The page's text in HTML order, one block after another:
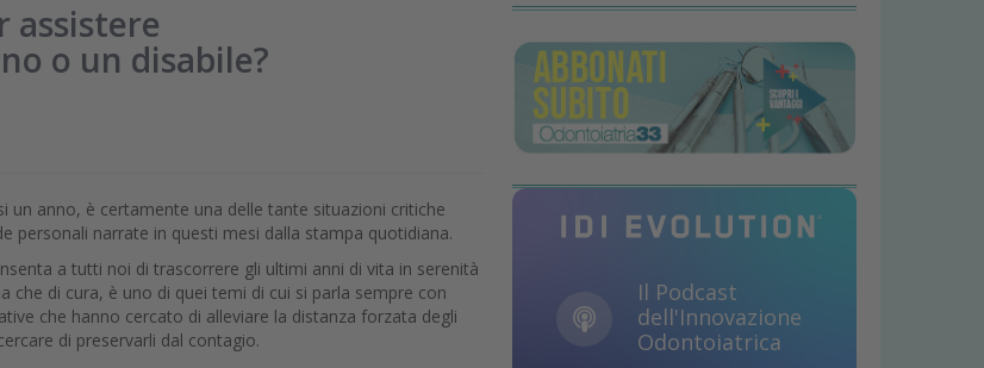
assistere
o un disabile?
un anno, è certamente una delle tante situazioni critiche
personali narrate in questi mesi dalla stampa quotidiana.
a tutti noi di trascorrere gli ultimi anni di vita in serenità
di cura, è uno di quei temi di cui si parla sempre con
che hanno cercato di alleviare la distanza forzata degli
di preservarli dal contagio.
Il Podcast
dell'Innovazione
Odontoiatrica